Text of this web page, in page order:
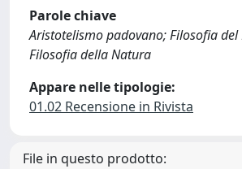
Parole chiave
Aristotelismo padovano; Filosofia del
Filosofia della Natura
Appare nelle tipologie:
01.02 Recensione in Rivista
File in questo prodotto: